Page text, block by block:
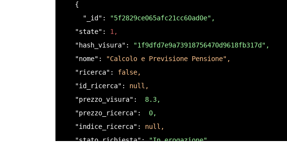
      "ordine":
      "istruzioni":
"Caricare una copia fronte retro del
    },
    "$7": {
      "nome":
"COPIA MANDATO DI ASSISTENZA E
      "tipo":
"file",
      "null":
false,
      "ordine":
"7",
      "istruzioni":
"Caricare una copia del mandato di
    }
   {
     "_id":
"5f2829ce065afc21cc60ad0e",
   "state":
1,
   "hash_visura":
"1f9dfd7e9a73918756470d9618fb317d",
   "nome":
"Calcolo e Previsione Pensione",
   "ricerca":
false,
   "id_ricerca":
null,
   "prezzo_visura":
8.3,
   "prezzo_ricerca":
0,
   "indice_ricerca":
null,
   "stato_richiesta":
"In erogazione",